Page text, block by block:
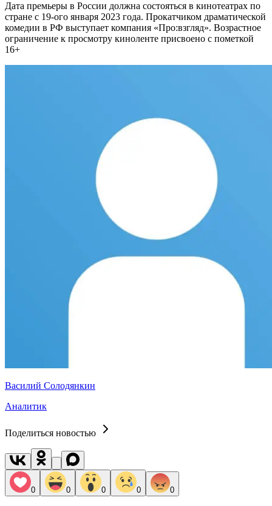
Дата премьеры в России должна состояться в кинотеатрах по
стране с 19-ого января 2023 года. Прокатчиком драматической
комедии в РФ выступает компания «Про:взгляд». Возрастное
ограничение к просмотру киноленте присвоено с пометкой
16+
Василий Солодянкин
Аналитик
Поделиться новостью
0 0 0 0 0